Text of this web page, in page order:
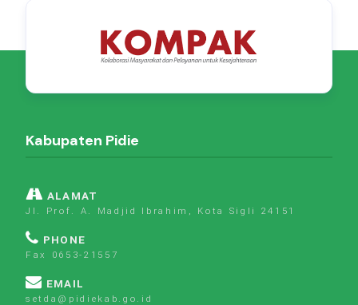
Kabupaten Pidie
ALAMAT
Jl. Prof. A. Madjid Ibrahim, Kota Sigli 24151
PHONE
Fax 0653-21557
EMAIL
setda@pidiekab.go.id